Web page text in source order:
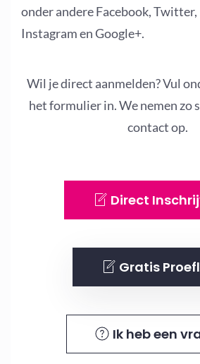
onder andere Facebook, Twitter,
Instagram en Google+.
Wil je direct aanmelden? Vul
het formulier in. We nemen zo
contact op.
Direct
Gratis
Ik heb een